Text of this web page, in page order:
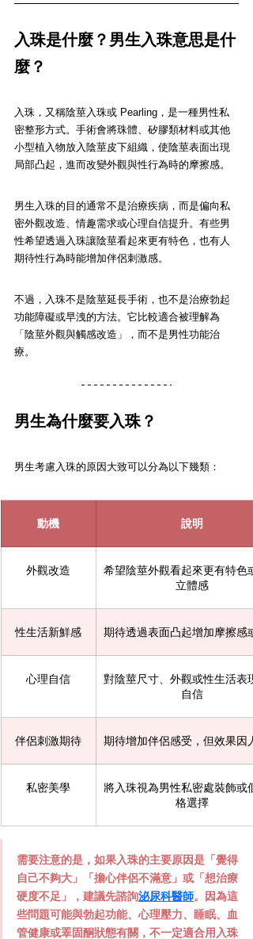
入珠是什麼？男生入珠意思是什
麼？
入珠，又稱陰莖入珠或 Pearling，是一種男性私
密整形方式。手術會將珠體、矽膠類材料或其他
小型植入物放入陰莖皮下組織，使陰莖表面出現
局部凸起，進而改變外觀與性行為時的摩擦感。
男生入珠的目的通常不是治療疾病，而是偏向私
密外觀改造、情趣需求或心理自信提升。有些男
性希望透過入珠讓陰莖看起來更有特色，也有人
期待性行為時能增加伴侶刺激感。
不過，入珠不是陰莖延長手術，也不是治療勃起
功能障礙或早洩的方法。它比較適合被理解為
「陰莖外觀與觸感改造」，而不是男性功能治
療。
男生為什麼要入珠？
男生考慮入珠的原因大致可以分為以下幾類：
動機 說明
外觀改造
希望陰莖外觀看起來更有特色
立體感
性生活新鮮感 期待透過表面凸起增加摩擦感
心理自信
對陰莖尺寸、外觀或性生活表
自信
伴侶刺激期待 期待增加伴侶感受，但效果因
私密美學
將入珠視為男性私密處裝飾或
格選擇
需要注意的是，如果入珠的主要原因是「覺得
自己不夠大」「擔心伴侶不滿意」或「想治療
硬度不足」，建議先諮詢泌尿科醫師。因為這
些問題可能與勃起功能、心理壓力、睡眠、血
管健康或睪固酮狀態有關，不一定適合用入珠